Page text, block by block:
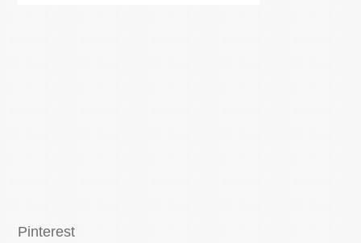
Pinterest